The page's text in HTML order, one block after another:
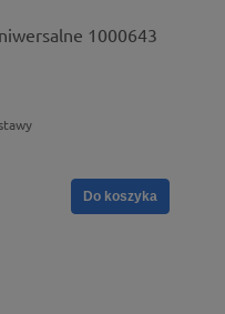
1000643
Do koszyka